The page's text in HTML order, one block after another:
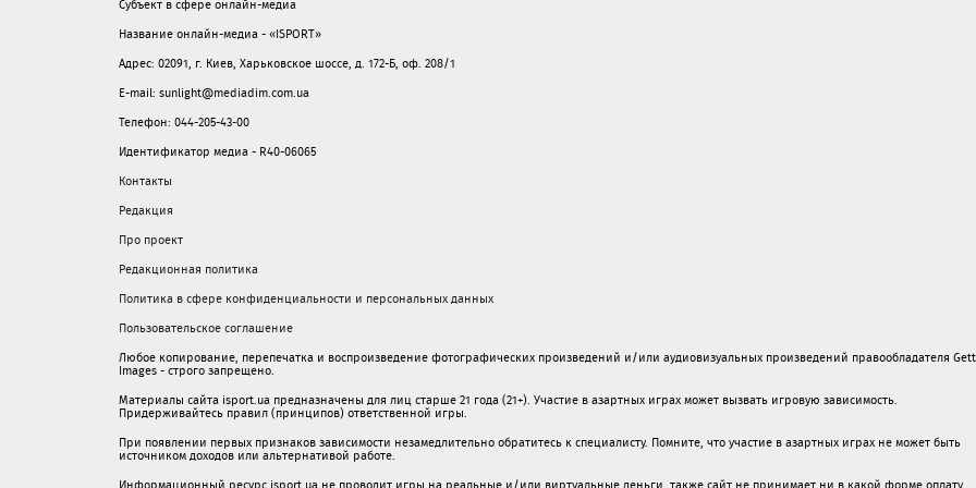
Субъект в сфере онлайн-медиа
Название онлайн-медиа - «ISPORT»
Адрес: 02091, г. Киев, Харьковское шоссе, д. 172-Б, оф. 208/1
E-mail: sunlight@mediadim.com.ua
Телефон: 044-205-43-00
Идентификатор медиа - R40-06065
Контакты
Редакция
Про проект
Редакционная политика
Политика в сфере конфиденциальности и персональных данных
Пользовательское соглашение
Любое копирование, перепечатка и воспроизведение фотографических произведений и/или аудиовизуальных произведений правообладателя
Images - строго запрещено.
Материалы сайта isport.ua предназначены для лиц старше 21 года (21+). Участие в азартных играх может вызвать игровую зависимость.
Придерживайтесь правил (принципов) ответственной игры.
При появлении первых признаков зависимости незамедлительно обратитесь к специалисту. Помните, что участие в азартных играх не может быть
источником доходов или альтернативой работе.